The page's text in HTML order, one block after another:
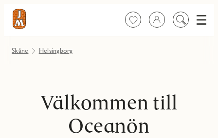
FavoriterLogga in
Sök
Meny
Skåne Helsingborg
Välkommen till
Oceanön